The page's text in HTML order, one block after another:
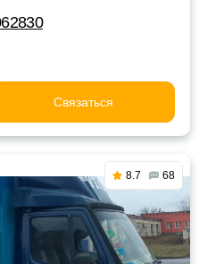
Связаться
8.7 68